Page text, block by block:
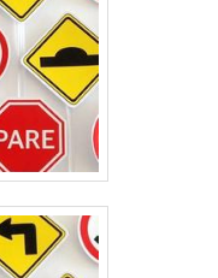
em Vera
do Sul, a
inovadoras
em um
quadrados.
sem